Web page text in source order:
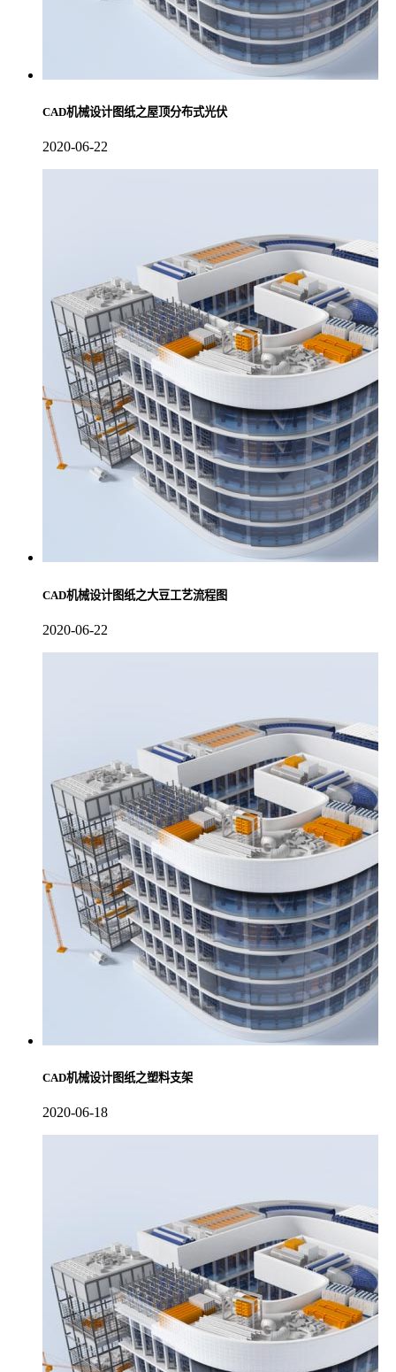
CAD机械设计图纸之屋顶分布式光伏
2020-06-22
CAD机械设计图纸之大豆工艺流程图
2020-06-22
CAD机械设计图纸之塑料支架
2020-06-18